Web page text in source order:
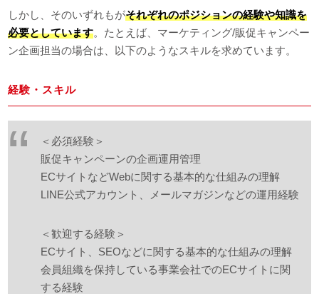
しかし、そのいずれもがそれぞれのポジションの経験や知識を
必要としています。たとえば、マーケティング/販促キャンペー
ン企画担当の場合は、以下のようなスキルを求めています。
経験・スキル
＜必須経験＞
販促キャンペーンの企画運用管理
ECサイトなどWebに関する基本的な仕組みの理解
LINE公式アカウント、メールマガジンなどの運用経験
＜歓迎する経験＞
ECサイト、SEOなどに関する基本的な仕組みの理解
会員組織を保持している事業会社でのECサイトに関
する経験